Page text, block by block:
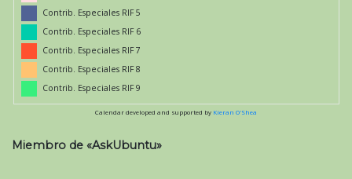
Contrib. Especiales RIF 5
Contrib. Especiales RIF 6
Contrib. Especiales RIF 7
Contrib. Especiales RIF 8
Contrib. Especiales RIF 9
Calendar developed and supported by Kieran O'Shea
Miembro de «AskUbuntu»